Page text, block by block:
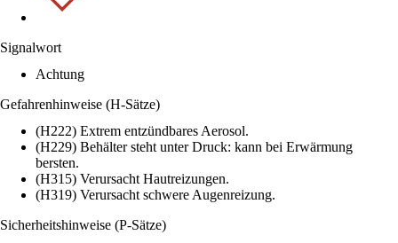
Signalwort
Achtung
Gefahrenhinweise (H-Sätze)
(H222) Extrem entzündbares Aerosol.
(H229) Behälter steht unter Druck: kann bei Erwärmung
bersten.
(H315) Verursacht Hautreizungen.
(H319) Verursacht schwere Augenreizung.
Sicherheitshinweise (P-Sätze)